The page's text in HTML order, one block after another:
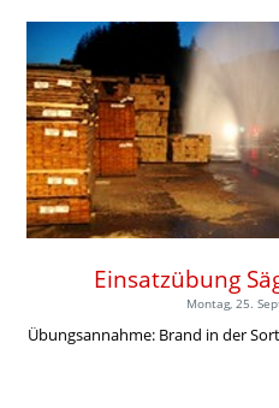
Einsatzübung
Montag, 25.
Übungsannahme: Brand in der